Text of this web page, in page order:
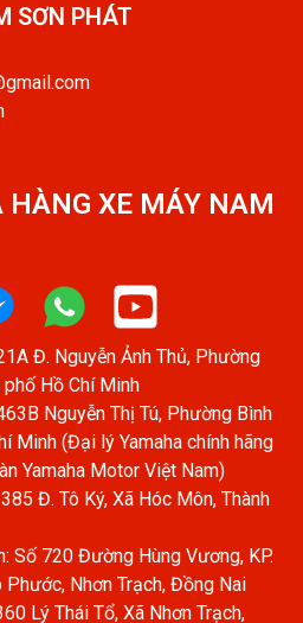
SƠN PHÁT​
HÀNG XE MÁY NAM
Đ. Nguyễn Ảnh Thủ, Phường
phố Hồ Chí Minh
Nguyễn Thị Tú, Phường Bình
Minh (Đại lý Yamaha chính hãng
Yamaha Motor Việt Nam)
Đ. Tô Ký, Xã Hóc Môn, Thành
Số 720 Đường Hùng Vương, KP.
Phước, Nhơn Trạch, Đồng Nai
Lý Thái Tổ, Xã Nhơn Trạch,